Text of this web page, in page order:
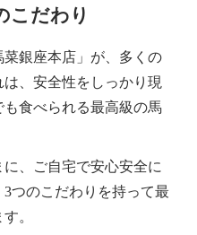
こだわり
銀座本店」が、多くの
、安全性をしっかり現
食べられる最高級の馬
、ご自宅で安心安全に
つのこだわりを持って最
。